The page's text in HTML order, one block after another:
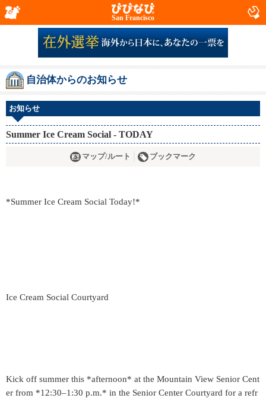
San Francisco
自治体からのお知らせ
お知らせ
Summer Ice Cream Social - TODAY
マップ/ルート ブックマーク
*Summer Ice Cream Social Today!*
Ice Cream Social Courtyard
Kick off summer this *afternoon* at the Mountain View Senior Cent
er from *12:30–1:30 p.m.* in the Senior Center Courtyard for a refr